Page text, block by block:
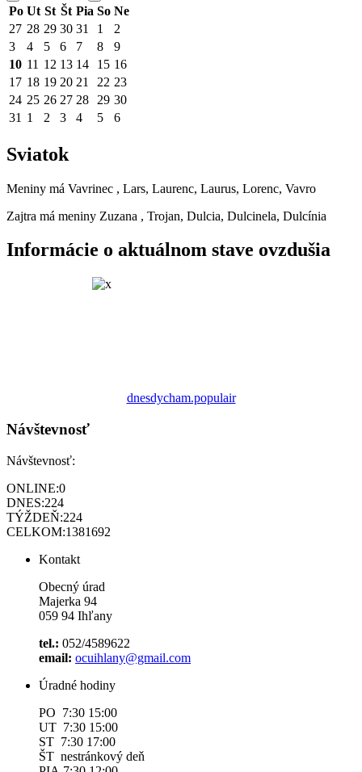
Po Ut St Št Pia So Ne
27 28 29 30 31 1
2
3
4 5 6 7 8
9
10 11 12 13 14 15 16
17 18 19 20 21 22 23
24 25 26 27 28 29 30
31 1 2 3 4 5 6
Sviatok
Meniny má Vavrinec , Lars, Laurenc, Laurus, Lorenc, Vavro
Zajtra má meniny Zuzana , Trojan, Dulcia, Dulcinela, Dulcínia
Informácie o aktuálnom stave ovzdušia
dnesdycham.populair
Návštevnosť
Návštevnosť:
ONLINE:0
DNES:224
TÝŽDEŇ:224
CELKOM:1381692
Kontakt
Obecný úrad
Majerka 94
059 94 Ihľany
tel.: 052/4589622
email: ocuihlany@gmail.com
Úradné hodiny
PO 7:30 15:00
UT 7:30 15:00
ST 7:30 17:00
ŠT nestránkový deň